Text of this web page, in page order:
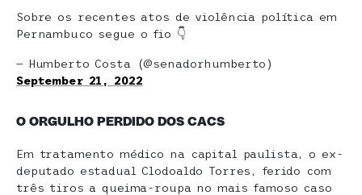
Sobre os recentes atos de violência política em
Pernambuco segue o fio 👇
— Humberto Costa (@senadorhumberto)
September 21, 2022
O ORGULHO PERDIDO DOS CACS
Em tratamento médico na capital paulista, o ex-
deputado estadual Clodoaldo Torres, ferido com
três tiros a queima-roupa no mais famoso caso